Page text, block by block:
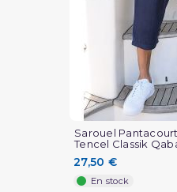
Sarouel
Tencel Classik
27,50 €
En stock